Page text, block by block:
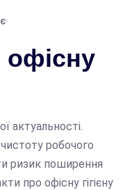
актуальності.
робочого
ризик поширення
про офісну гігієну